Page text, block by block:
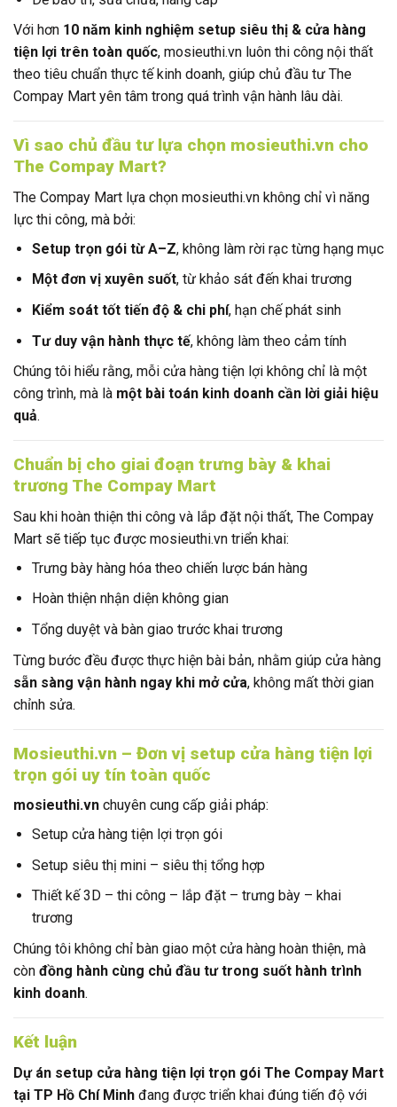
Với hơn 10 năm kinh nghiệm setup siêu thị & cửa hàng
tiện lợi trên toàn quốc, mosieuthi.vn luôn thi công nội thất
theo tiêu chuẩn thực tế kinh doanh, giúp chủ đầu tư The
Compay Mart yên tâm trong quá trình vận hành lâu dài.
Vì sao chủ đầu tư lựa chọn mosieuthi.vn cho
The Compay Mart?
The Compay Mart lựa chọn mosieuthi.vn không chỉ vì năng
lực thi công, mà bởi:
Setup trọn gói từ A–Z, không làm rời rạc từng hạng mục
Một đơn vị xuyên suốt, từ khảo sát đến khai trương
Kiểm soát tốt tiến độ & chi phí, hạn chế phát sinh
Tư duy vận hành thực tế, không làm theo cảm tính
Chúng tôi hiểu rằng, mỗi cửa hàng tiện lợi không chỉ là một
công trình, mà là một bài toán kinh doanh cần lời giải hiệu
quả.
Chuẩn bị cho giai đoạn trưng bày & khai
trương The Compay Mart
Sau khi hoàn thiện thi công và lắp đặt nội thất, The Compay
Mart sẽ tiếp tục được mosieuthi.vn triển khai:
Trưng bày hàng hóa theo chiến lược bán hàng
Hoàn thiện nhận diện không gian
Tổng duyệt và bàn giao trước khai trương
Từng bước đều được thực hiện bài bản, nhằm giúp cửa hàng
sẵn sàng vận hành ngay khi mở cửa, không mất thời gian
chỉnh sửa.
Mosieuthi.vn – Đơn vị setup cửa hàng tiện lợi
trọn gói uy tín toàn quốc
mosieuthi.vn chuyên cung cấp giải pháp:
Setup cửa hàng tiện lợi trọn gói
Setup siêu thị mini – siêu thị tổng hợp
Thiết kế 3D – thi công – lắp đặt – trưng bày – khai
trương
Chúng tôi không chỉ bàn giao một cửa hàng hoàn thiện, mà
còn đồng hành cùng chủ đầu tư trong suốt hành trình
kinh doanh.
Kết luận
Dự án setup cửa hàng tiện lợi trọn gói The Compay Mart
tại TP Hồ Chí Minh đang được triển khai đúng tiến độ với